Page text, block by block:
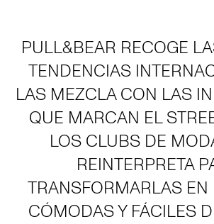
PULL&BEAR RECOGE
TENDENCIAS
LAS MEZCLA CON LAS
QUE MARCAN EL
LOS CLUBS DE
REINTERPRETA
TRANSFORMARLAS
CÓMODAS Y FÁCILES